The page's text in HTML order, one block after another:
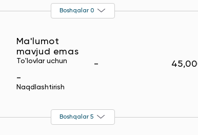
Boshqalar 0
Ma'lumot
mavjud emas
To'lovlar uchun
-
Naqdlashtirish
-
Boshqalar 5